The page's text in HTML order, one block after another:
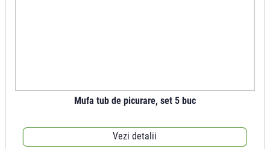
Mufa tub de picurare, set 5 buc
Vezi detalii